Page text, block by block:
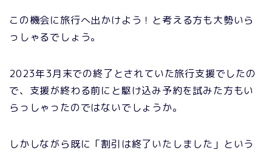
この機会に旅行へ出かけよう！と考える方も大勢いら
っしゃるでしょう。
2023年3月末での終了とされていた旅行支援でしたの
で、支援が終わる前にと駆け込み予約を試みた方もい
らっしゃったのではないでしょうか。
しかしながら既に「割引は終了いたしました」という